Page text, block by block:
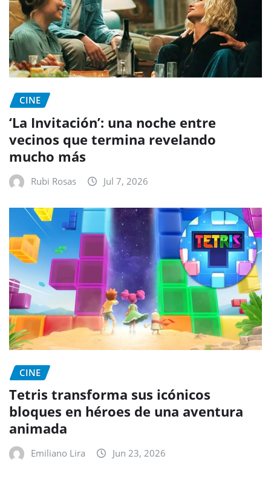
CINE
‘La Invitación’: una noche entre
vecinos que termina revelando
mucho más
Rubi Rosas Jul 7, 2026
CINE
Tetris transforma sus icónicos
bloques en héroes de una aventura
animada
Emiliano Lira Jun 23, 2026